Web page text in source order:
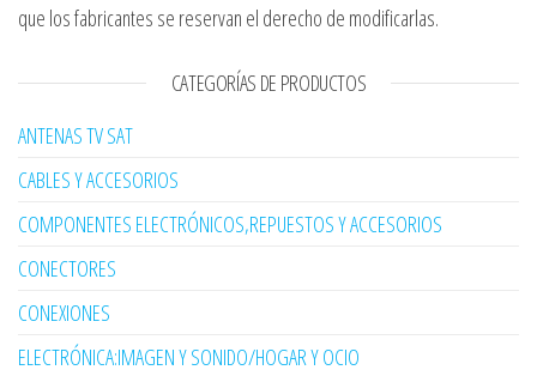
que los fabricantes se reservan el derecho de modificarlas.
CATEGORÍAS DE PRODUCTOS
ANTENAS TV SAT
CABLES Y ACCESORIOS
COMPONENTES ELECTRÓNICOS,REPUESTOS Y ACCESORIOS
CONECTORES
CONEXIONES
ELECTRÓNICA:IMAGEN Y SONIDO/HOGAR Y OCIO